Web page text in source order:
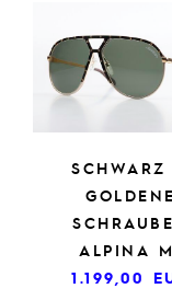
GOLDENE
ALPINA
1.199,00